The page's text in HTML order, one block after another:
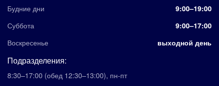
Будние дни 9:00–19:00
Суббота 9:00–17:00
Воскресенье выходной день
Подразделения:
8:30–17:00 (обед 12:30–13:00), пн-пт